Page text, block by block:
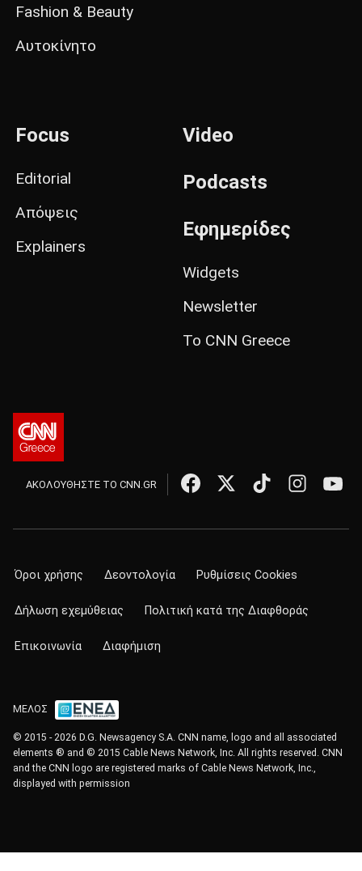
Fashion & Beauty
Αυτοκίνητο
Focus
Editorial
Απόψεις
Explainers
Video
Podcasts
Εφημερίδες
Widgets
Newsletter
Το CNN Greece
ΑΚΟΛΟΥΘΗΣΤΕ ΤΟ CNN.GR
Όροι χρήσης Δεοντολογία Ρυθμίσεις Cookies
Δήλωση εχεμύθειας Πολιτική κατά της Διαφθοράς
Επικοινωνία Διαφήμιση
ΜΕΛΟΣ
© 2015 - 2026 D.G. Newsagency S.A. CNN name, logo and all associated
elements ® and © 2015 Cable News Network, Inc. All rights reserved. CNN
and the CNN logo are registered marks of Cable News Network, Inc.,
displayed with permission